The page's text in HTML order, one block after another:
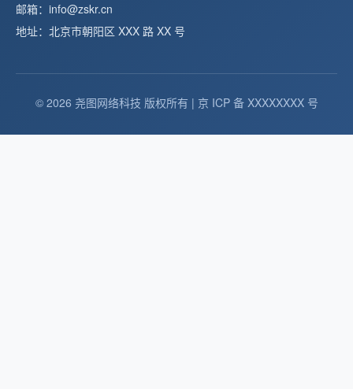
邮箱：info@zskr.cn
地址：北京市朝阳区 XXX 路 XX 号
© 2026 尧图网络科技 版权所有 | 京 ICP 备 XXXXXXXX 号